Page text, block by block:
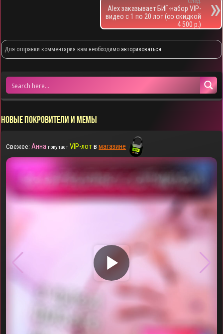
След.
Alex заказывает БИГ-набор VIP-
видео с 1 по 20 лот (со скидкой
4 500 р.)
Для отправки комментария вам необходимо авторизоваться.
НОВЫЕ ПОКРОВИТЕЛИ И МЕМЫ
Свежее: Анна покупает VIP-лотвмагазине
▶